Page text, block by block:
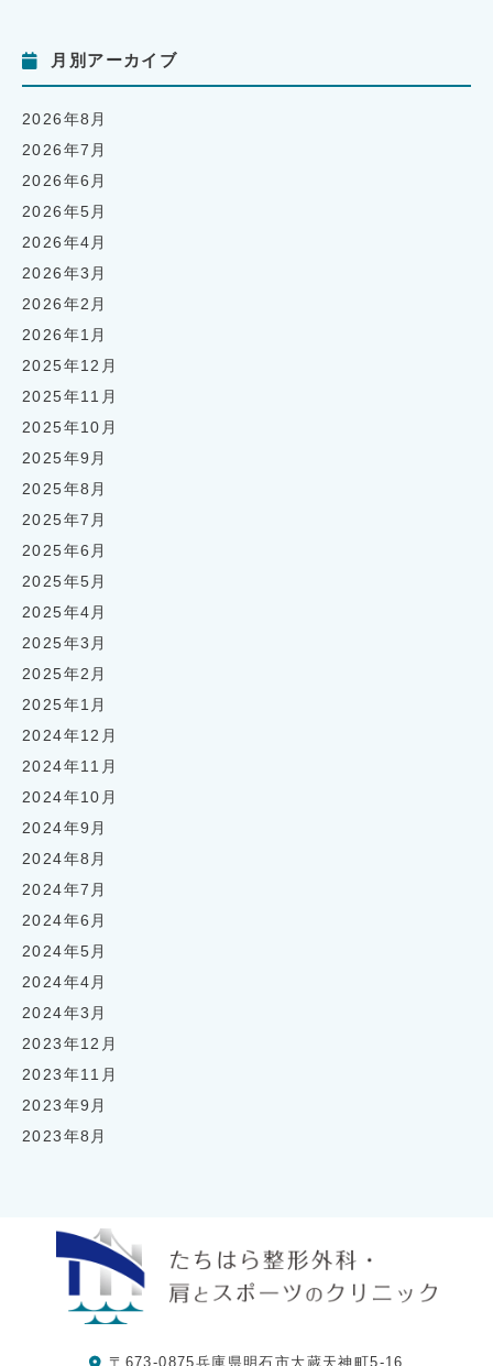
月別アーカイブ
2026年8月
2026年7月
2026年6月
2026年5月
2026年4月
2026年3月
2026年2月
2026年1月
2025年12月
2025年11月
2025年10月
2025年9月
2025年8月
2025年7月
2025年6月
2025年5月
2025年4月
2025年3月
2025年2月
2025年1月
2024年12月
2024年11月
2024年10月
2024年9月
2024年8月
2024年7月
2024年6月
2024年5月
2024年4月
2024年3月
2023年12月
2023年11月
2023年9月
2023年8月
〒673-0875兵庫県明石市大蔵天神町5-16